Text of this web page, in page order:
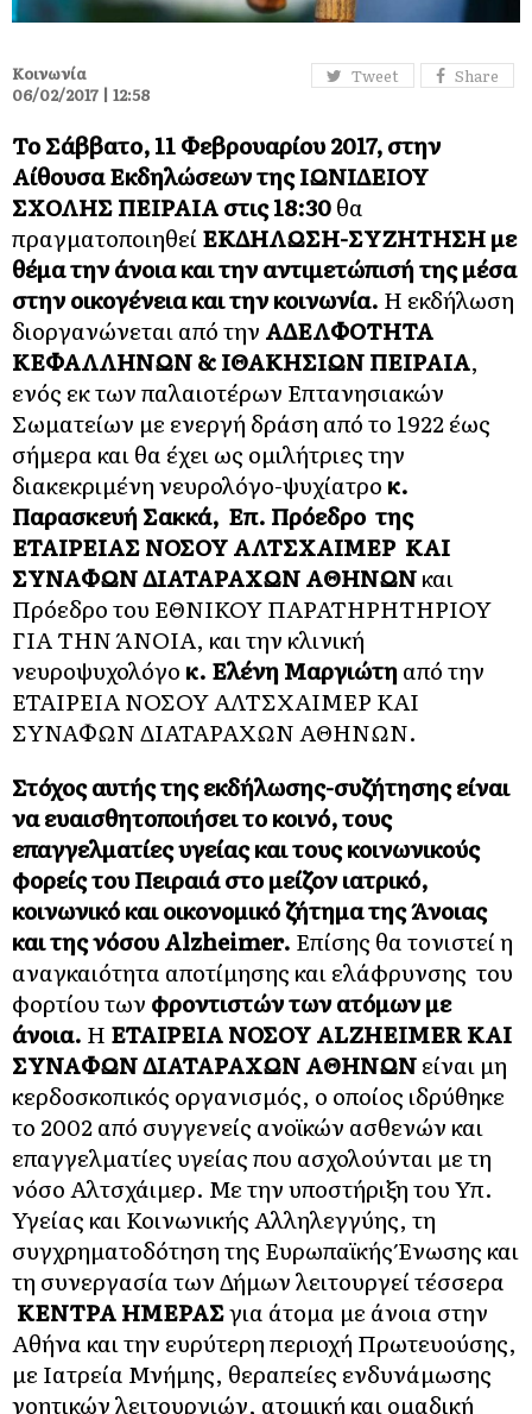
Tweet Share
Κοινωνία
06/02/2017 | 12:58
Το Σάββατο, 11 Φεβρουαρίου 2017, στην
Αίθουσα Εκδηλώσεων της ΙΩΝΙΔΕΙΟΥ
ΣΧΟΛΗΣ ΠΕΙΡΑΙΑ στις 18:30θα
πραγματοποιηθείΕΚΔΗΛΩΣΗ-ΣΥΖΗΤΗΣΗ με
θέμα την άνοια και την αντιμετώπισή της μέσα
στην οικογένεια και την κοινωνία. Η εκδήλωση
διοργανώνεται από την ΑΔΕΛΦΟΤΗΤΑ
ΚΕΦΑΛΛΗΝΩΝ & ΙΘΑΚΗΣΙΩΝ ΠΕΙΡΑΙΑ,
ενός εκ των παλαιοτέρων Επτανησιακών
Σωματείων με ενεργή δράση από το 1922 έως
σήμερα και θα έχει ως ομιλήτριες την
διακεκριμένη νευρολόγο-ψυχίατρο κ.
Παρασκευή Σακκά, Επ. Πρόεδρο της
ΕΤΑΙΡΕΙΑΣ ΝΟΣΟΥ ΑΛΤΣΧΑΙΜΕΡ ΚΑΙ
ΣΥΝΑΦΩΝ ΔΙΑΤΑΡΑΧΩΝ ΑΘΗΝΩΝκαι
Πρόεδρο του ΕΘΝΙΚΟΥ ΠΑΡΑΤΗΡΗΤΗΡΙΟΥ
ΓΙΑ ΤΗΝ ΆΝΟΙΑ, και την κλινική
νευροψυχολόγο κ. Ελένη Μαργιώτηαπό την
ΕΤΑΙΡΕΙΑ ΝΟΣΟΥ ΑΛΤΣΧΑΙΜΕΡ ΚΑΙ
ΣΥΝΑΦΩΝ ΔΙΑΤΑΡΑΧΩΝ ΑΘΗΝΩΝ.
Στόχος αυτής της εκδήλωσης-συζήτησης είναι
να ευαισθητοποιήσει το κοινό, τους
επαγγελματίες υγείας και τους κοινωνικούς
φορείς του Πειραιά στο μείζον ιατρικό,
κοινωνικό και οικονομικό ζήτημα της Άνοιας
και της νόσουAlzheimer. Επίσης θα τονιστεί η
αναγκαιότητα αποτίμησης και ελάφρυνσης του
φορτίου των φροντιστών των ατόμων με
άνοια. H ΕΤΑΙΡΕΙΑ ΝΟΣΟΥ ALZHEIMER ΚΑΙ
ΣΥΝΑΦΩΝ ΔΙΑΤΑΡΑΧΩΝ ΑΘΗΝΩΝείναι μη
κερδοσκοπικός οργανισμός, ο οποίος ιδρύθηκε
το 2002 από συγγενείς ανοϊκών ασθενών και
επαγγελματίες υγείας που ασχολούνται με τη
νόσο Αλτσχάιμερ. Με την υποστήριξη του Υπ.
Υγείας και Κοινωνικής Αλληλεγγύης, τη
συγχρηματοδότηση της Ευρωπαϊκής Ένωσης και
τη συνεργασία των Δήμων λειτουργεί τέσσερα
ΚΕΝΤΡΑ ΗΜΕΡΑΣγια άτομα με άνοια στην
Αθήνα και την ευρύτερη περιοχή Πρωτευούσης,
με Ιατρεία Μνήμης, θεραπείες ενδυνάμωσης
νοητικών λειτουργιών, ατομική και ομαδική